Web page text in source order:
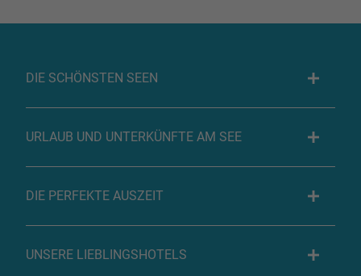
DIE SCHÖNSTEN SEEN
URLAUB UND UNTERKÜNFTE AM SEE
DIE PERFEKTE AUSZEIT
UNSERE LIEBLINGSHOTELS